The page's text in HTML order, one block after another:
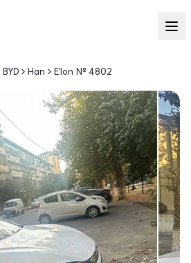
BYD Han E'lon № 4802